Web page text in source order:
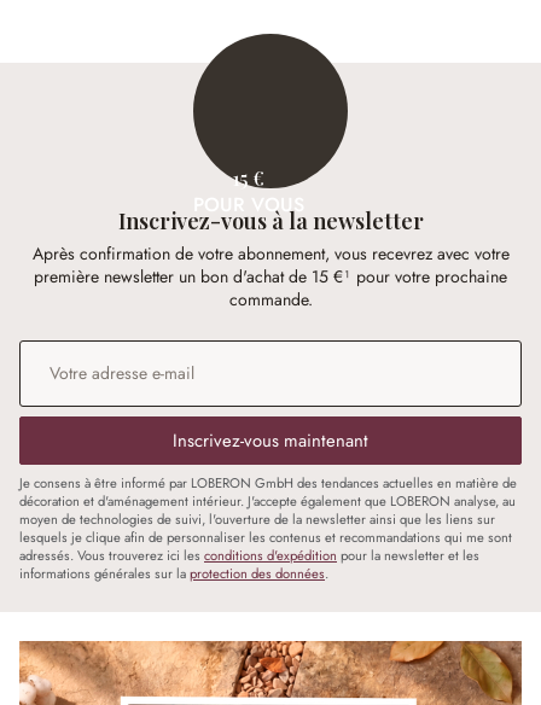
15 €
POUR VOUS
Inscrivez-vous à la newsletter
Après confirmation de votre abonnement, vous recevrez avec votre
première newsletter un bon d'achat de 15 €¹ pour votre prochaine
commande.
Adresse e-mail
Inscrivez-vous maintenant
Je consens à être informé par LOBERON GmbH des tendances actuelles en matière de
décoration et d'aménagement intérieur. J'accepte également que LOBERON analyse, au
moyen de technologies de suivi, l'ouverture de la newsletter ainsi que les liens sur
lesquels je clique afin de personnaliser les contenus et recommandations qui me sont
adressés. Vous trouverez ici les conditions d'expédition pour la newsletter et les
informations générales sur laprotection des données.